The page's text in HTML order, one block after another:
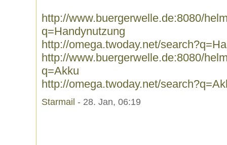
http://www.buergerwelle.de:8080/
q=Handynutzung
http://omega.twoday.net/
http://www.buergerwelle.de:8080/
q=Akku
http://omega.twoday.net/
Starmail - 28. Jan, 06:19